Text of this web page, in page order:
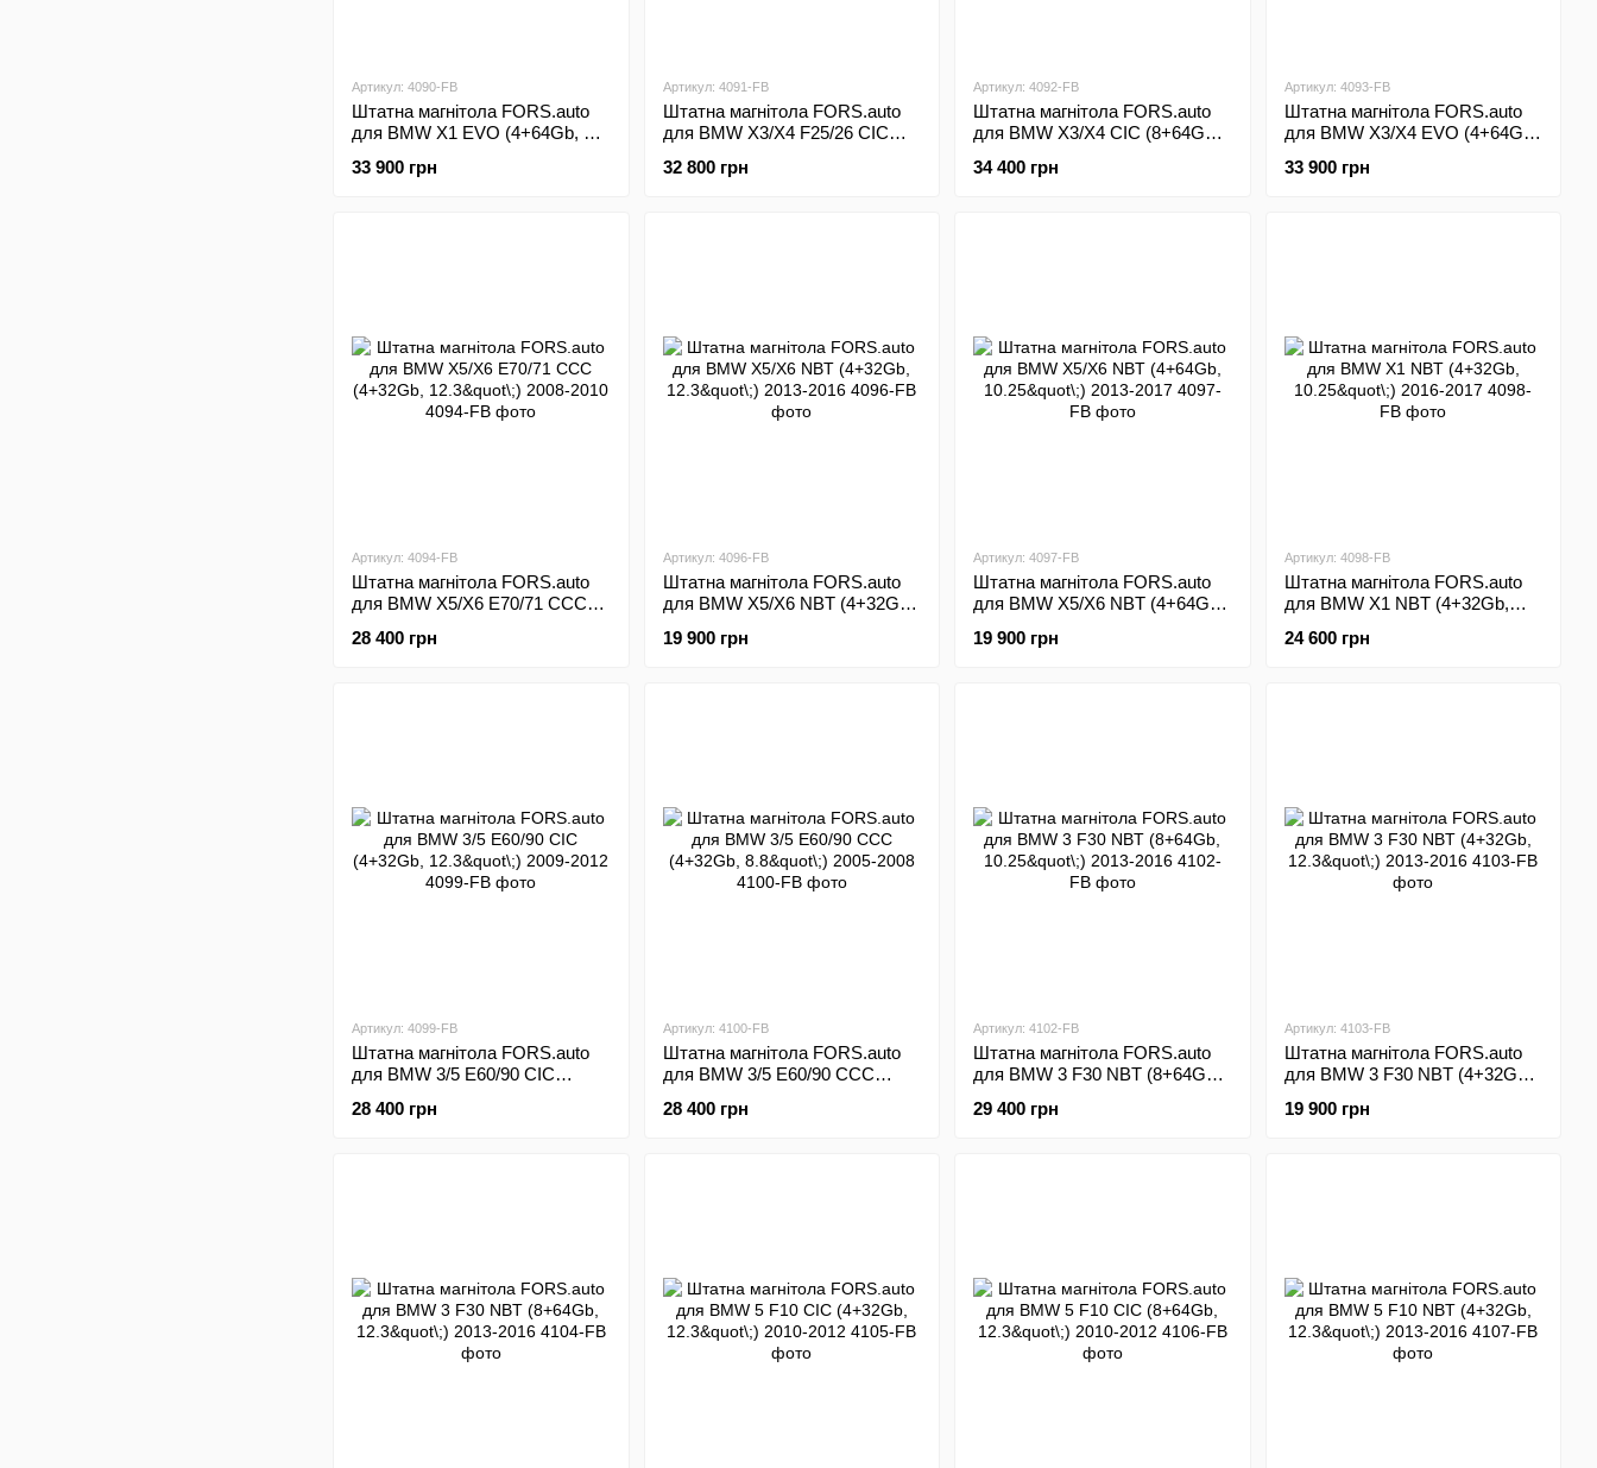
Артикул: 4090-FB
Штатна магнітола FORS.auto
для BMW X1 EVO (4+64Gb, CP
33 900 грн
Артикул: 4091-FB
Штатна магнітола FORS.auto
для BMW X3/X4 F25/26 CIC
32 800 грн
Артикул: 4092-FB
Штатна магнітола FORS.auto
для BMW X3/X4 CIC (8+64Gb,
34 400 грн
Артикул: 4093-FB
Штатна магнітола FORS.auto
для BMW X3/X4 EVO (4+64Gb,
33 900 грн
Артикул: 4094-FB
Штатна магнітола FORS.auto
для BMW X5/X6 E70/71 CCC
28 400 грн
Артикул: 4096-FB
Штатна магнітола FORS.auto
для BMW X5/X6 NBT (4+32Gb,
19 900 грн
Артикул: 4097-FB
Штатна магнітола FORS.auto
для BMW X5/X6 NBT (4+64Gb,
19 900 грн
Артикул: 4098-FB
Штатна магнітола FORS.auto
для BMW X1 NBT (4+32Gb,
24 600 грн
Артикул: 4099-FB
Штатна магнітола FORS.auto
для BMW 3/5 E60/90 CIC
28 400 грн
Артикул: 4100-FB
Штатна магнітола FORS.auto
для BMW 3/5 E60/90 CCC
28 400 грн
Артикул: 4102-FB
Штатна магнітола FORS.auto
для BMW 3 F30 NBT (8+64Gb,
29 400 грн
Артикул: 4103-FB
Штатна магнітола FORS.auto
для BMW 3 F30 NBT (4+32Gb,
19 900 грн